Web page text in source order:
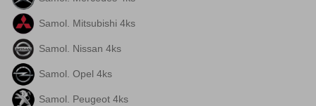
Samol. Mitsubishi 4ks
Samol. Nissan 4ks
Samol. Opel 4ks
Samol. Peugeot 4ks